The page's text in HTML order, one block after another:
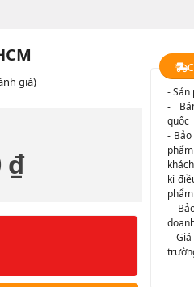
giá)
₫
- Sản
-
quốc
-
kì
phẩm
-
-